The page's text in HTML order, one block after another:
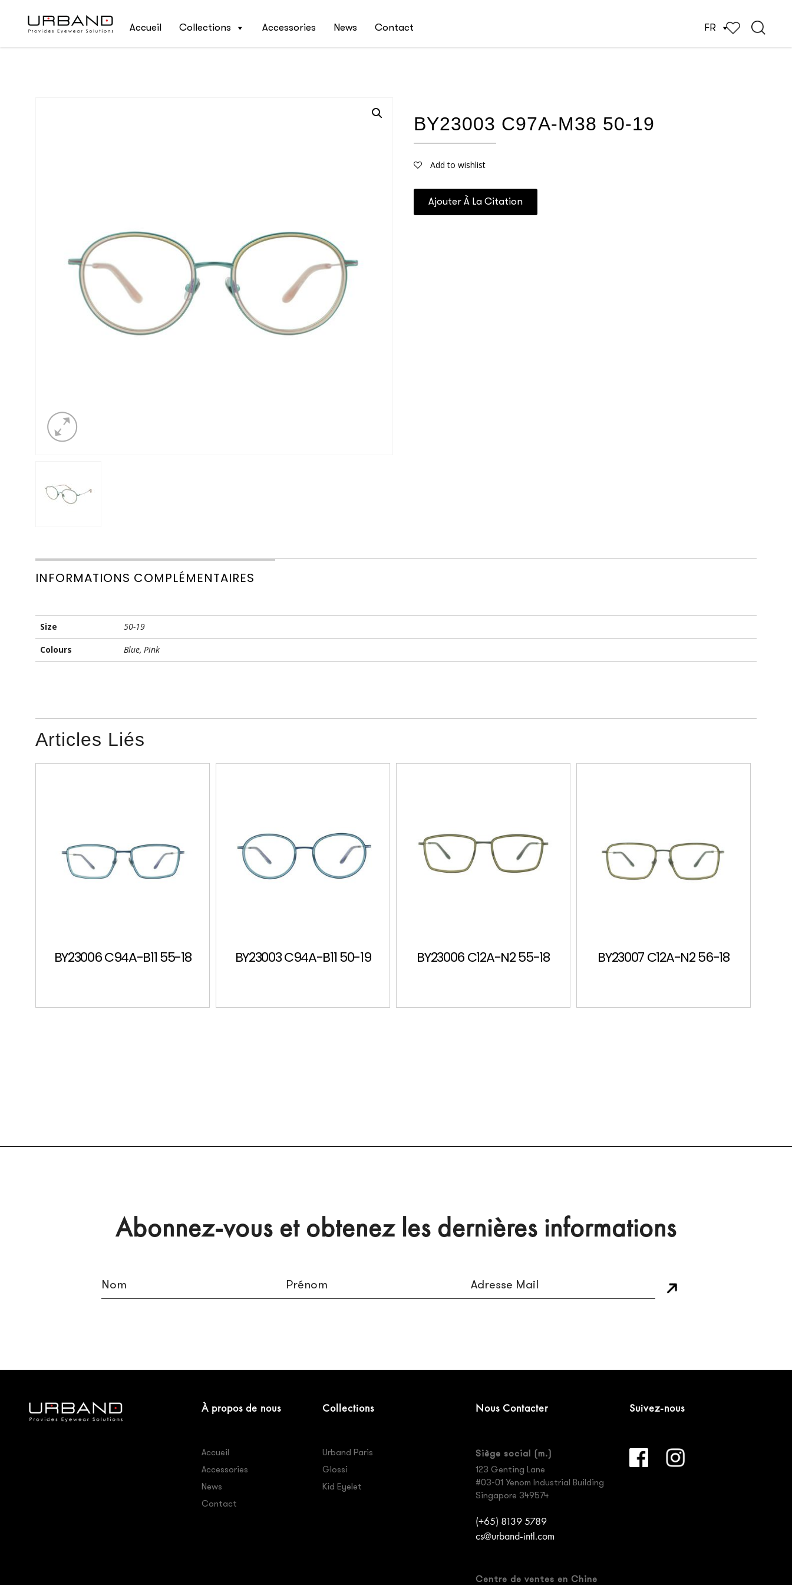
Accueil Collections Accessories News Contact FR
BY23003 C97A-M38 50-19
Add to wishlist
Ajouter À La Citation
INFORMATIONS COMPLÉMENTAIRES
Size 50-19
Colours Blue, Pink
Articles Liés
BY23006 C94A-B11 55-18 BY23003 C94A-B11 50-19 BY23006 C12A-N2 55-18 BY23007 C12A-N2 56-18
Abonnez-vous et obtenez les dernières informations
À propos de nous
Accueil
Accessories
News
Contact
Collections
Urband Paris
Glossi
Kid Eyelet
Nous Contacter
Siège social (m.)
123 Genting Lane
#03-01 Yenom Industrial Building
Singapore 349574
(+65) 8139 5789
cs@urband-intl.com
Centre de ventes en Chine
Suivez-nous